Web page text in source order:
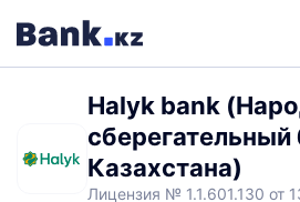
Halyk bank
сберегательный
Казахстана)
Лицензия № 1.1.601.130 от